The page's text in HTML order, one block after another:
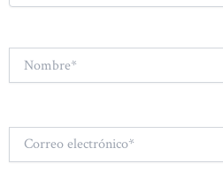
Correo
electrónico*